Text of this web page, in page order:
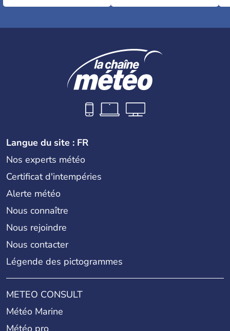
Langue du site : FR
Nos experts météo
Certificat d'intempéries
Alerte météo
Nous connaître
Nous rejoindre
Nous contacter
Légende des pictogrammes
METEO CONSULT
Météo Marine
Météo pro